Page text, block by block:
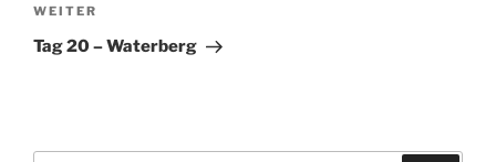
Nächster
Beitrag
WEITER
Tag 20 – Waterberg